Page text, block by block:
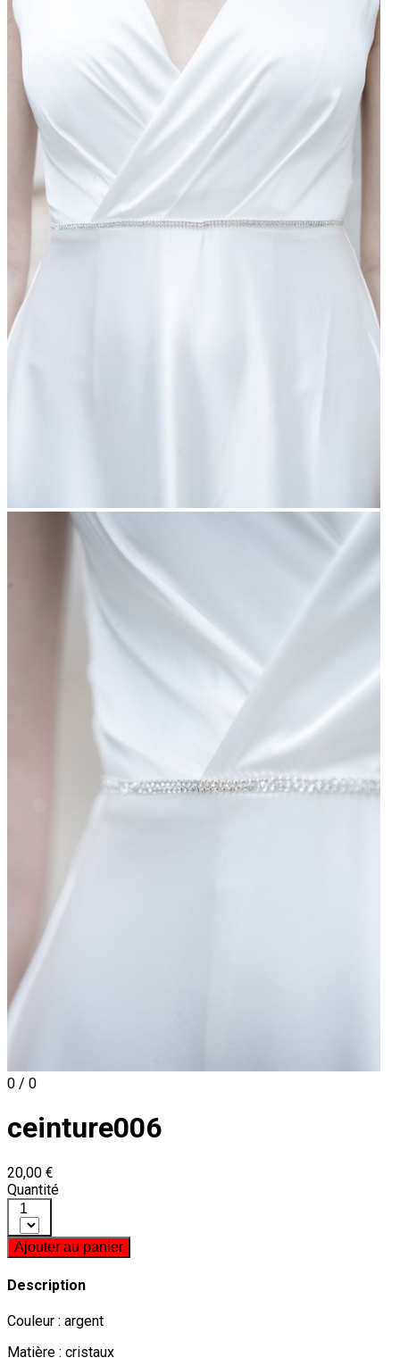
0 / 0
ceinture006
20,00 €
Quantité
1
Ajouter au panier
Description
Couleur : argent
Matière : cristaux